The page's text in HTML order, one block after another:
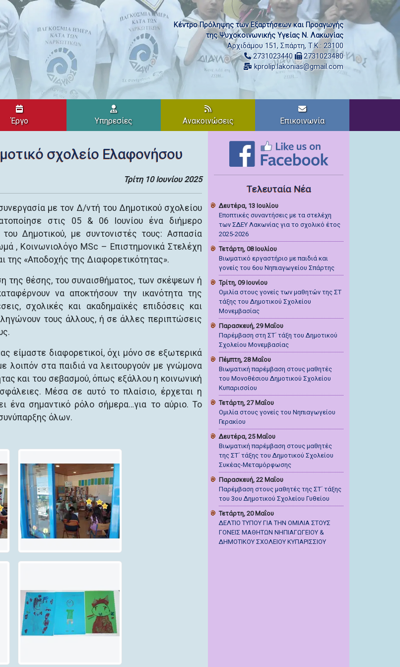
Κέντρο Πρόληψης των Εξαρτήσεων και Προαγωγής
της Ψυχοκοινωνικής Υγείας Ν. Λακωνίας
Αρχιδάμου 151, Σπάρτη, Τ.Κ.: 23100
2731023440
2731023480
kprolip.lakonias@gmail.com
Έργο Υπηρεσίες Ανακοινώσεις Επικοινωνία
σχολείο Ελαφονήσου
Τρίτη 10 Ιουνίου 2025
με τον Δ/ντή του Δημοτικού σχολείου
στις 05 & 06 Ιουνίου ένα διήμερο
Δημοτικού, με συντονιστές τους: Ασπασία
, Κοινωνιολόγο MSc – Επιστημονικά Στελέχη
της «Αποδοχής της Διαφορετικότητας».
της θέσης, του συναισθήματος, των σκέψεων ή
να αποκτήσουν την ικανότητα της
σχολικές και ακαδημαϊκές επιδόσεις και
τους άλλους, ή σε άλλες περιπτώσεις
είμαστε διαφορετικοί, όχι μόνο σε εξωτερικά
λοιπόν στα παιδιά να λειτουργούν με γνώμονα
και του σεβασμού, όπως εξάλλου η κοινωνική
Μέσα σε αυτό το πλαίσιο, έρχεται η
ένα σημαντικό ρόλο σήμερα…για το αύριο. Το
όλων.
Τελευταία Νέα
Δευτέρα, 13 Ιουλίου
Εποπτικές συναντήσεις με τα στελέχη
των ΣΔΕΥ Λακωνίας για το σχολικό έτος
2025-2026
Τετάρτη, 08 Ιουλίου
Βιωματικό εργαστήριο με παιδιά και
γονείς του 6ου Νηπιαγωγείου Σπάρτης
Τρίτη, 09 Ιουνίου
Ομιλία στους γονείς των μαθητών της ΣΤ
τάξης του Δημοτικού Σχολείου
Μονεμβασίας
Παρασκευή, 29 Μαΐου
Παρέμβαση στη ΣΤ΄ τάξη του Δημοτικού
Σχολείου Μονεμβασίας
Πέμπτη, 28 Μαΐου
Βιωματική παρέμβαση στους μαθητές
του Μονοθέσιου Δημοτικού Σχολείου
Κυπαρισσίου
Τετάρτη, 27 Μαΐου
Ομιλία στους γονείς του Νηπιαγωγείου
Γερακίου
Δευτέρα, 25 Μαΐου
Βιωματική παρέμβαση στους μαθητές
της ΣΤ΄ τάξης του Δημοτικού Σχολείου
Συκέας-Μεταμόρφωσης
Παρασκευή, 22 Μαΐου
Παρέμβαση στους μαθητές της ΣΤ΄ τάξης
του 3ου Δημοτικού Σχολείου Γυθείου
Τετάρτη, 20 Μαΐου
ΔΕΛΤΙΟ ΤΥΠΟΥ ΓΙΑ ΤΗΝ ΟΜΙΛΙΑ ΣΤΟΥΣ
ΓΟΝΕΙΣ ΜΑΘΗΤΩΝ ΝΗΠΙΑΓΩΓΕΙΟΥ &
ΔΗΜΟΤΙΚΟΥ ΣΧΟΛΕΙΟΥ ΚΥΠΑΡΙΣΣΙΟΥ